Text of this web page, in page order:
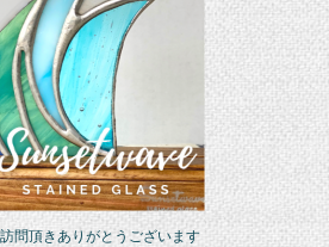
問頂きありがとうございます